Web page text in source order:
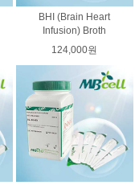
BHI (Brain Heart
Infusion) Broth
124,000원